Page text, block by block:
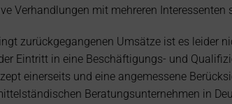
Verhandlungen mit mehreren
zurückgegangenen Umsätze ist es leider
Eintritt in eine Beschäftigungs- und
einerseits und eine angemessene
Beratungsunternehmen in